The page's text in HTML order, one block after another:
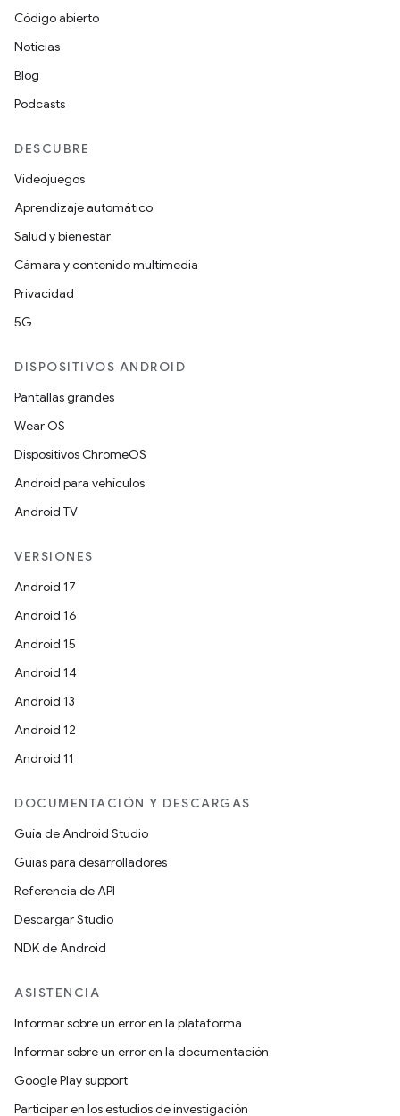
Código abierto
Noticias
Blog
Podcasts
DESCUBRE
Videojuegos
Aprendizaje automático
Salud y bienestar
Cámara y contenido multimedia
Privacidad
5G
DISPOSITIVOS ANDROID
Pantallas grandes
Wear OS
Dispositivos ChromeOS
Android para vehículos
Android TV
VERSIONES
Android 17
Android 16
Android 15
Android 14
Android 13
Android 12
Android 11
DOCUMENTACIÓN Y DESCARGAS
Guía de Android Studio
Guías para desarrolladores
Referencia de API
Descargar Studio
NDK de Android
ASISTENCIA
Informar sobre un error en la plataforma
Informar sobre un error en la documentación
Google Play support
Participar en los estudios de investigación